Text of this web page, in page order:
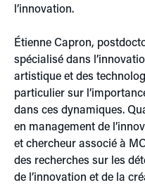
l’innovation.
Étienne Capron,
spécialisé dans
artistique et des
particulier sur
dans ces dynamiques.
en management de
et chercheur associé à
des recherches sur les
de l’innovation et de la